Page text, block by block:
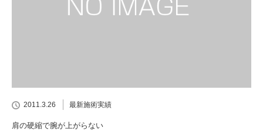
2011.3.26 最新施術実績
肩の硬縮で腕が上がらない